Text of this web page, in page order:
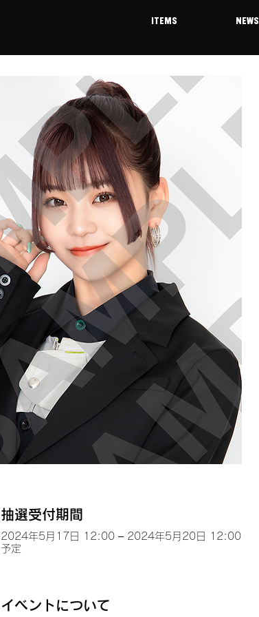
ITEMS NEWS
抽選受付期間
2024年5月17日 12:00 – 2024年5月20日 12:00
予定
イベントについて